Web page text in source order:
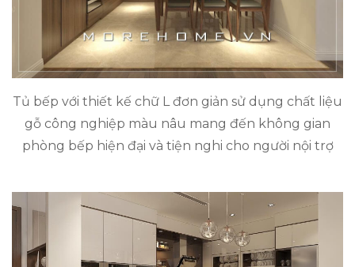
Tủ bếp với thiết kế chữ L đơn giản sử dụng chất liệu
gỗ công nghiệp màu nâu mang đến không gian
phòng bếp hiện đại và tiện nghi cho người nội trợ